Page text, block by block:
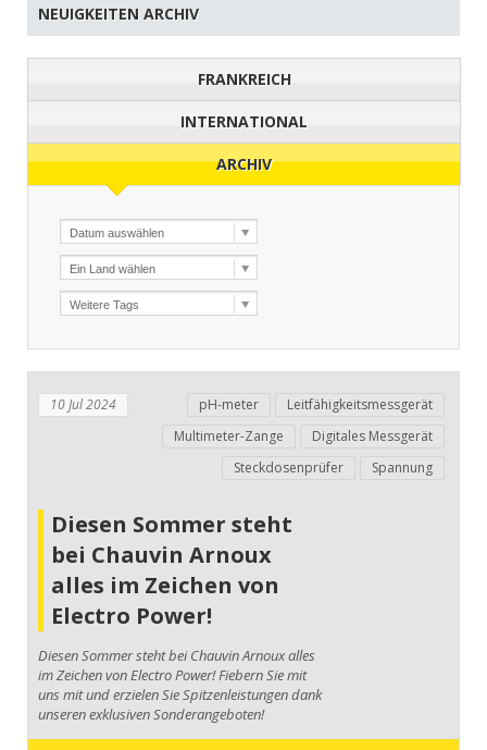
NEUIGKEITEN ARCHIV
FRANKREICH
INTERNATIONAL
ARCHIV
10 Jul 2024 pH-meter
Leitfähigkeitsmessgerät
Multimeter-Zange
Digitales Messgerät
Steckdosenprüfer
Spannung
Diesen Sommer steht
bei Chauvin Arnoux
alles im Zeichen von
Electro Power!
Diesen Sommer steht bei Chauvin Arnoux alles
im Zeichen von Electro Power! Fiebern Sie mit
uns mit und erzielen Sie Spitzenleistungen dank
unseren exklusiven Sonderangeboten!